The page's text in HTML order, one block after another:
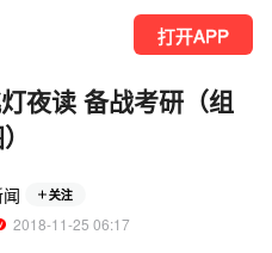
打开APP
夜读 备战考研（组
关注
  2018-11-25 06:17